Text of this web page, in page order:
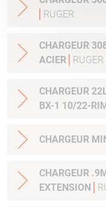
RUGER
CHARGEUR 308W 10CPS
ACIER
RUGER
CHARGEUR
BX-1 10/22-
CHARGEUR
CHARGEUR
EXTENSION